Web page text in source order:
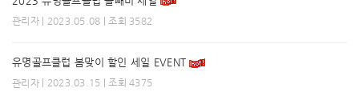
관리자| 2023.05.08 | 조회 3582
유명골프클럽 봄맞이 할인 세일 EVENT
관리자| 2023.03.15 | 조회 4375